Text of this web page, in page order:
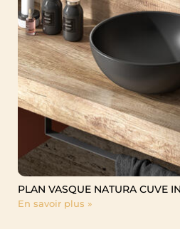
PLAN VASQUE NATURA CUVE
En savoir plus »